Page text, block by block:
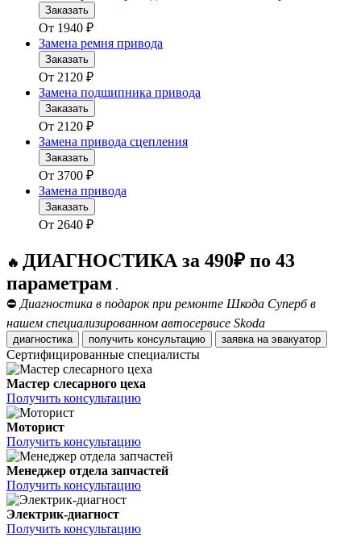
Заказать
От 1940 ₽
Замена ремня привода
Заказать
От 2120 ₽
Замена подшипника привода
Заказать
От 2120 ₽
Замена привода сцепления
Заказать
От 3700 ₽
Замена привода
Заказать
От 2640 ₽
🔥 ДИАГНОСТИКА за 490₽ по 43
параметрам .
⛔ Диагностика в подарок при ремонте Шкода Суперб в
нашем специализированном автосервисе Skoda
диагностика получить консультацию заявка на эвакуатор
Сертифицированные специалисты
Мастер слесарного цеха
Получить консультацию
Моторист
Получить консультацию
Менеджер отдела запчастей
Получить консультацию
Электрик-диагност
Получить консультацию